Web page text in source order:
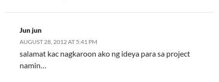
Jun jun
AUGUST 28, 2012 AT 5:41 PM
salamat kac nagkaroon ako ng ideya para sa project
namin…